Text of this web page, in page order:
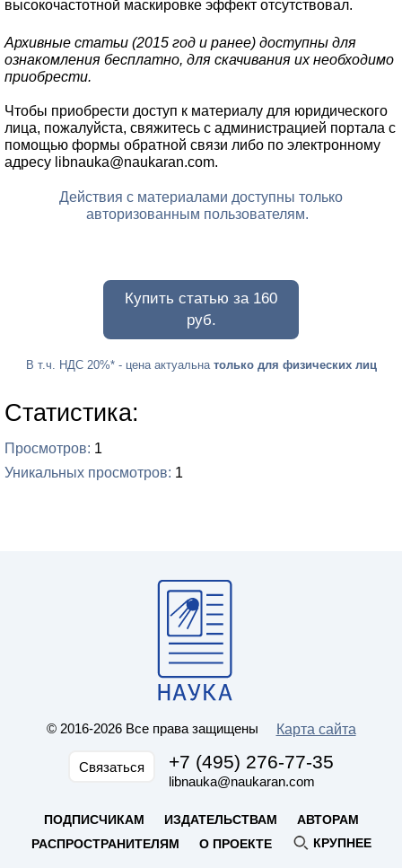
высокочастотной маскировке эффект отсутствовал.
Архивные статьи (2015 год и ранее) доступны для
ознакомления бесплатно, для скачивания их необходимо
приобрести.
Чтобы приобрести доступ к материалу для юридического
лица, пожалуйста, свяжитесь с администрацией портала с
помощью формы обратной связи либо по электронному
адресу libnauka@naukaran.com.
Действия с материалами доступны только
авторизованным пользователям.
Купить статью за 160
руб.
* - цена актуальна только для физических лиц
В т.ч. НДС 20%
Статистика:
Просмотров 1
Уникальных просмотров 1
© 2016-2026 Все права защищены Карта сайта
Связаться +7 (495) 276-77-35
libnauka@naukaran.com
ПОДПИСЧИКАМ ИЗДАТЕЛЬСТВАМ
АВТОРАМ
РАСПРОСТРАНИТЕЛЯМ
О ПРОЕКТЕ КРУПНЕЕ